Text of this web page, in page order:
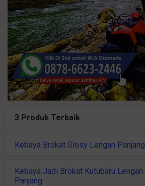
3 Produk Terbaik
Kebaya Brokat Glosy Lengan Panjang
Kebaya Jadi Brokat Kutubaru Lengan
Panjang